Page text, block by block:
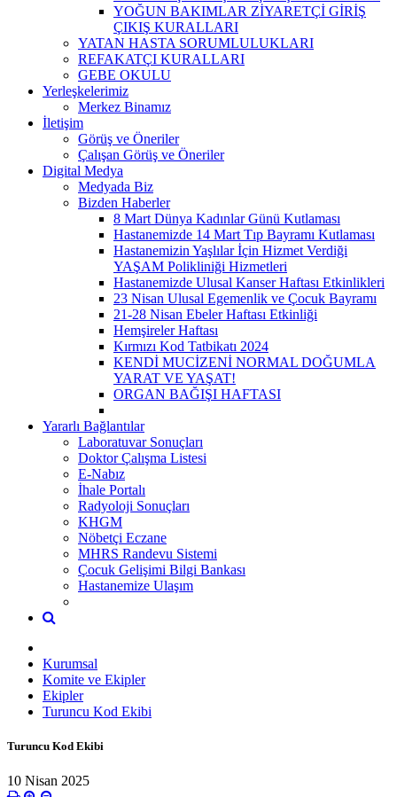
YOĞUN BAKIMLAR ZİYARETÇİ GİRİŞ
ÇIKIŞ KURALLARI
YATAN HASTA SORUMLULUKLARI
REFAKATÇI KURALLARI
GEBE OKULU
Yerleşkelerimiz
Merkez Binamız
İletişim
Görüş ve Öneriler
Çalışan Görüş ve Öneriler
Digital Medya
Medyada Biz
Bizden Haberler
8 Mart Dünya Kadınlar Günü Kutlaması
Hastanemizde 14 Mart Tıp Bayramı Kutlaması
Hastanemizin Yaşlılar İçin Hizmet Verdiği
YAŞAM Polikliniği Hizmetleri
Hastanemizde Ulusal Kanser Haftası Etkinlikleri
23 Nisan Ulusal Egemenlik ve Çocuk Bayramı
21-28 Nisan Ebeler Haftası Etkinliği
Hemşireler Haftası
Kırmızı Kod Tatbikatı 2024
KENDİ MUCİZENİ NORMAL DOĞUMLA
YARAT VE YAŞAT!
ORGAN BAĞIŞI HAFTASI
Yararlı Bağlantılar
Laboratuvar Sonuçları
Doktor Çalışma Listesi
E-Nabız
İhale Portalı
Radyoloji Sonuçları
KHGM
Nöbetçi Eczane
MHRS Randevu Sistemi
Çocuk Gelişimi Bilgi Bankası
Hastanemize Ulaşım
Kurumsal
Komite ve Ekipler
Ekipler
Turuncu Kod Ekibi
Turuncu Kod Ekibi
10 Nisan 2025